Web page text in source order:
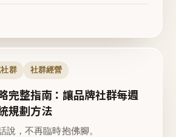
群 社群經營
完整指南：讓品牌社群每週
規劃方法
說，不再臨時抱佛腳。